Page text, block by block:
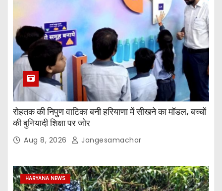
रोहतक की निपुण वाटिका बनी हरियाणा में सीखने का मॉडल, बच्चों
की बुनियादी शिक्षा पर जोर
Aug 8, 2026 Jangesamachar
HARYANA NEWS